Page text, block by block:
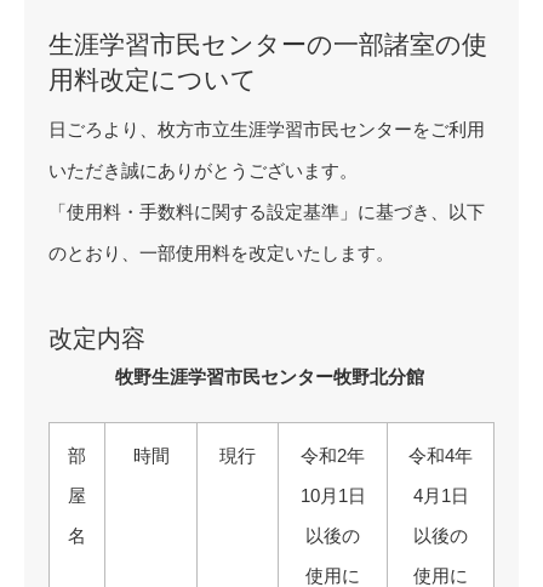
生涯学習市民センターの一部諸室の使
用料改定について
日ごろより、枚方市立生涯学習市民センターをご利用
いただき誠にありがとうございます。
「使用料・手数料に関する設定基準」に基づき、以下
のとおり、一部使用料を改定いたします。
改定内容
牧野生涯学習市民センター牧野北分館
部
屋
名
時間 現行
令和2年
10月1日
以後の
使用に
令和4年
4月1日
以後の
使用に